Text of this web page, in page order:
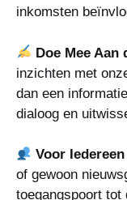
inkomsten
Doe Mee Aan
inzichten met
dan een
dialoog en
Voor Iedereen
of gewoon
toegangspoort tot